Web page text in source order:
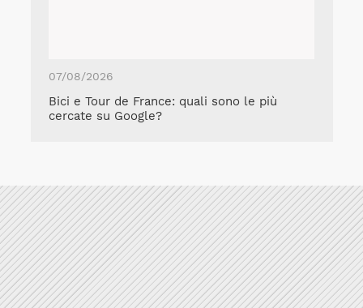
07/08/2026
Bici e Tour de France: quali sono le più
cercate su Google?